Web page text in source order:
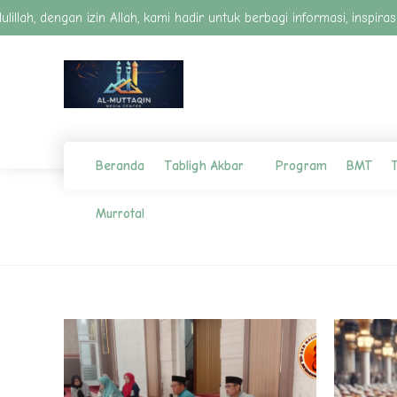
dengan izin Allah, kami hadir untuk berbagi informasi,
Beranda Tabligh Akbar Program BMT
Murrotal